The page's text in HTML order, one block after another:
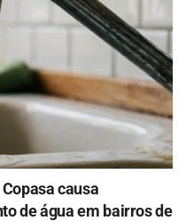
causa
de água em bairros de